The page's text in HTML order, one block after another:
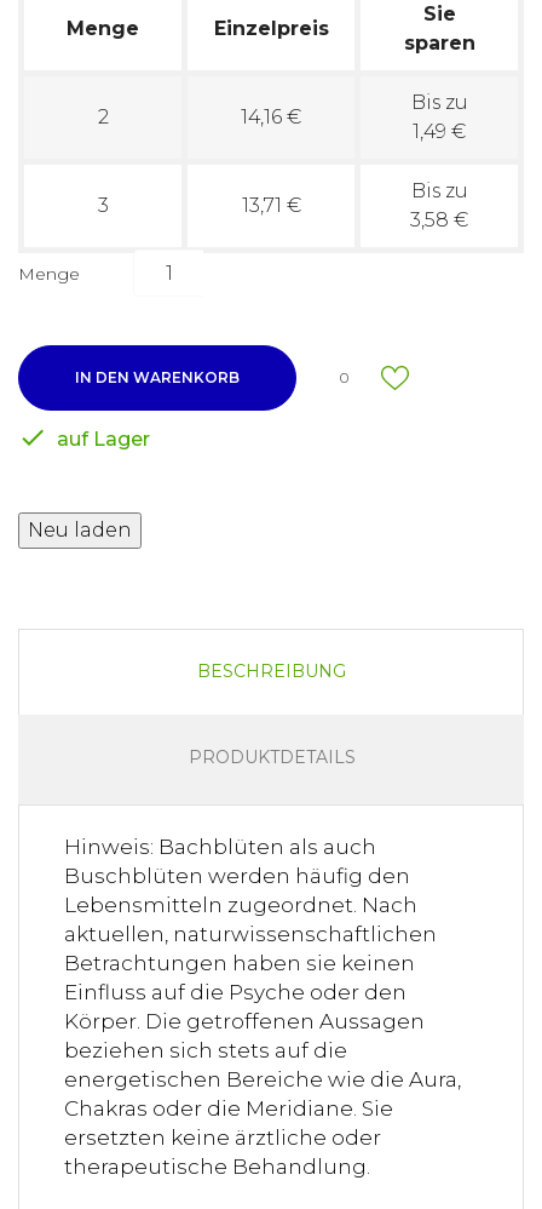
Menge Einzelpreis
Sie
sparen
2 14,16 €
Bis zu
1,49 €
3 13,71 €
Bis zu
3,58 €
Menge
IN DEN WARENKORB 0
 auf Lager
BESCHREIBUNG
PRODUKTDETAILS
Hinweis: Bachblüten als auch
Buschblüten werden häufig den
Lebensmitteln zugeordnet. Nach
aktuellen, naturwissenschaftlichen
Betrachtungen haben sie keinen
Einfluss auf die Psyche oder den
Körper. Die getroffenen Aussagen
beziehen sich stets auf die
energetischen Bereiche wie die Aura,
Chakras oder die Meridiane. Sie
ersetzten keine ärztliche oder
therapeutische Behandlung.